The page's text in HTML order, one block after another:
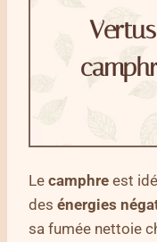
Le camphre est
des énergies
sa fumée nettoie